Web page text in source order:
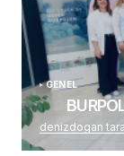
GENEL
denizdogan